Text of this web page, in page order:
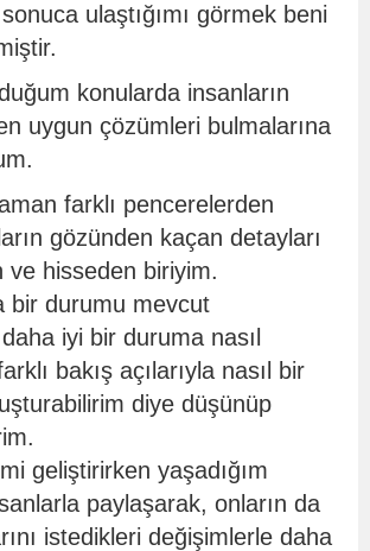
ulaştığımı görmek beni
konularda insanların
uygun çözümleri bulmalarına
farklı pencerelerden
gözünden kaçan detayları
ve hisseden biriyim.
bir durumu mevcut
iyi bir duruma nasıl
bakış açılarıyla nasıl bir
diye düşünüp
geliştirirken yaşadığım
paylaşarak, onların da
istedikleri değişimlerle daha